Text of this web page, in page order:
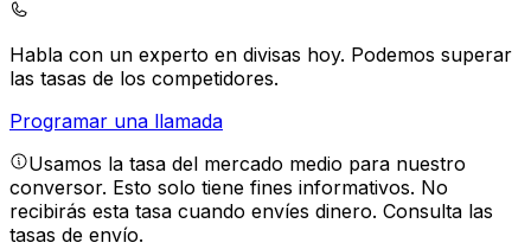
Habla con un experto en divisas hoy. Podemos superar
las tasas de los competidores.
Programar una llamada
Usamos la tasa del mercado medio para nuestro
conversor. Esto solo tiene fines informativos. No
recibirás esta tasa cuando envíes dinero. Consulta las
tasas de envío.